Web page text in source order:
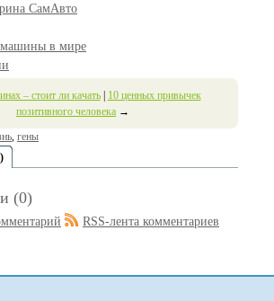
СамАвто
в мире
– стоит ли качать| 10 ценных привычек
позитивного человека →
гены
(0)
RSS-лента комментариев